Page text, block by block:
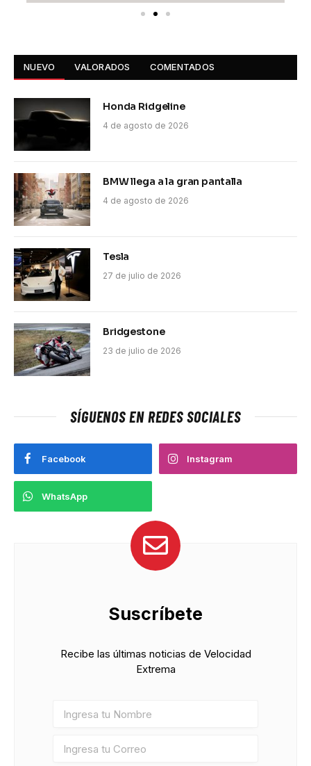
NUEVO VALORADOS COMENTADOS
Honda Ridgeline
4 de agosto de 2026
BMW llega a la gran pantalla
4 de agosto de 2026
Tesla
27 de julio de 2026
Bridgestone
23 de julio de 2026
SÍGUENOS EN REDES SOCIALES
Facebook Instagram
WhatsApp
Suscríbete
Recibe las últimas noticias de Velocidad
Extrema